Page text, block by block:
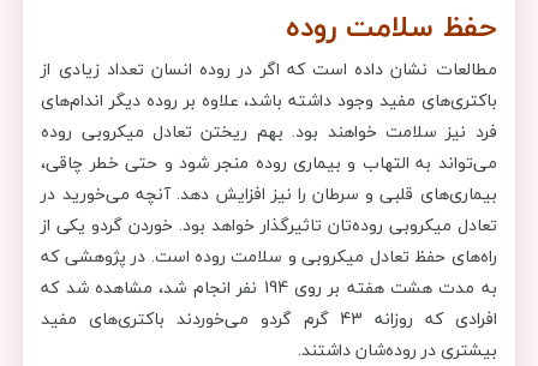
حفظ سلامت روده
مطالعات نشان داده است که اگر در روده انسان تعداد زیادی از
باکتری‌های مفید وجود داشته باشد، علاوه بر روده دیگر اندام‌های
فرد نیز سلامت خواهند بود. بهم ریختن تعادل میکروبی روده
می‌تواند به التهاب و بیماری روده منجر شود و حتی خطر چاقی،
بیماری‌های قلبی و سرطان را نیز افزایش دهد. آنچه می‌خورید در
تعادل میکروبی روده‌تان تاثیرگذار خواهد بود. خوردن گردو یکی از
راه‌های حفظ تعادل میکروبی و سلامت روده است. در پژوهشی که
به مدت هشت هفته بر روی 194 نفر انجام شد، مشاهده شد که
افرادی که روزانه 43 گرم گردو می‌خوردند باکتری‌های مفید
بیشتری در روده‌شان داشتند.